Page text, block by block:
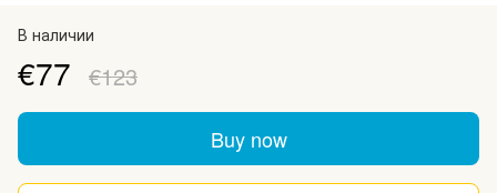
В наличии
€77 €123
Buy now